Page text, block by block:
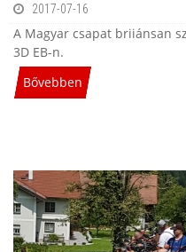
2017-07-16
A Magyar csapat briiánsan
3D EB-n.
Bővebben